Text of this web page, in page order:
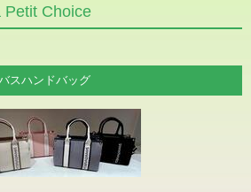
Petit Choice
スハンドバッグ